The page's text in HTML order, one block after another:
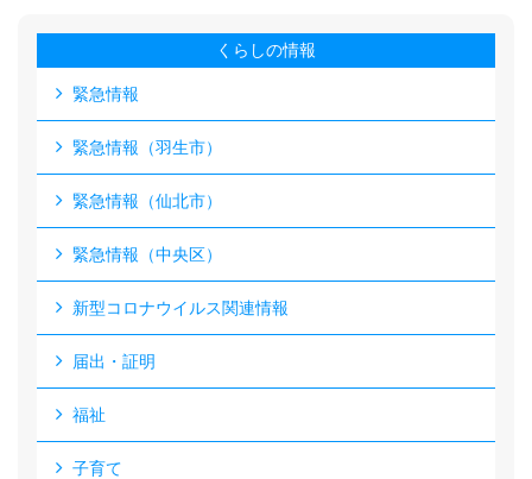
くらしの情報
緊急情報
緊急情報（羽生市）
緊急情報（仙北市）
緊急情報（中央区）
新型コロナウイルス関連情報
届出・証明
福祉
子育て